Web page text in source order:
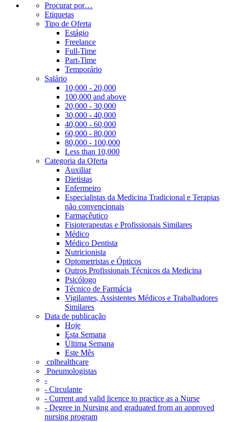
Procurar por…
Etiquetas
Tipo de Oferta
Estágio
Freelance
Full-Time
Part-Time
Temporário
Salário
10,000 - 20,000
100,000 and above
20,000 - 30,000
30,000 - 40,000
40,000 - 60,000
60,000 - 80,000
80,000 - 100,000
Less than 10,000
Categoria da Oferta
Auxiliar
Dietistas
Enfermeiro
Especialistas da Medicina Tradicional e Terapias
não convencionais
Farmacêutico
Fisioterapeutas e Profissionais Similares
Médico
Médico Dentista
Nutricionista
Optometristas e Ópticos
Outros Profissionais Técnicos da Medicina
Psicólogo
Técnico de Farmácia
Vigilantes, Assistentes Médicos e Trabalhadores
Similares
Data de publicação
Hoje
Esta Semana
Última Semana
Este Mês
‎ cplhealthcare‬
Pneumologistas
-
- Circulante
- Current and valid licence to practice as a Nurse
- Degree in Nursing and graduated from an approved
nursing program